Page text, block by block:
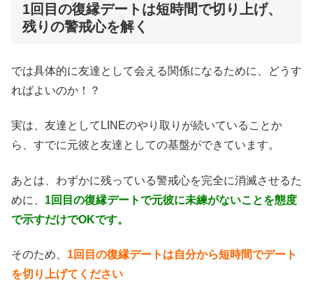
1回目の復縁デートは短時間で切り上げ、
残りの警戒心を解く
では具体的に友達として会える関係になるために、どうす
ればよいのか！？
実は、友達としてLINEのやり取りが続いていることか
ら、すでに元彼と友達としての基盤ができています。
あとは、わずかに残っている警戒心を完全に消滅させるた
めに、 1回目の復縁デートで元彼に未練がないことを態度
で示すだけでOKです。
そのため、 1回目の復縁デートは自分から短時間でデート
を切り上げてください